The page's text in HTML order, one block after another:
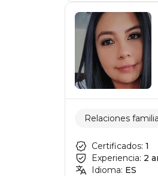
Relaciones
Certificados: 1
Experiencia: 2
Idioma: ES